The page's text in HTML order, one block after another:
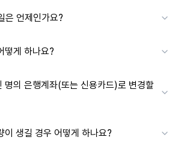
은 언제인가요?
은 어떻게 하나요?
명의 은행계좌(또는 신용카드)로 변경할
이 생길 경우 어떻게 하나요?